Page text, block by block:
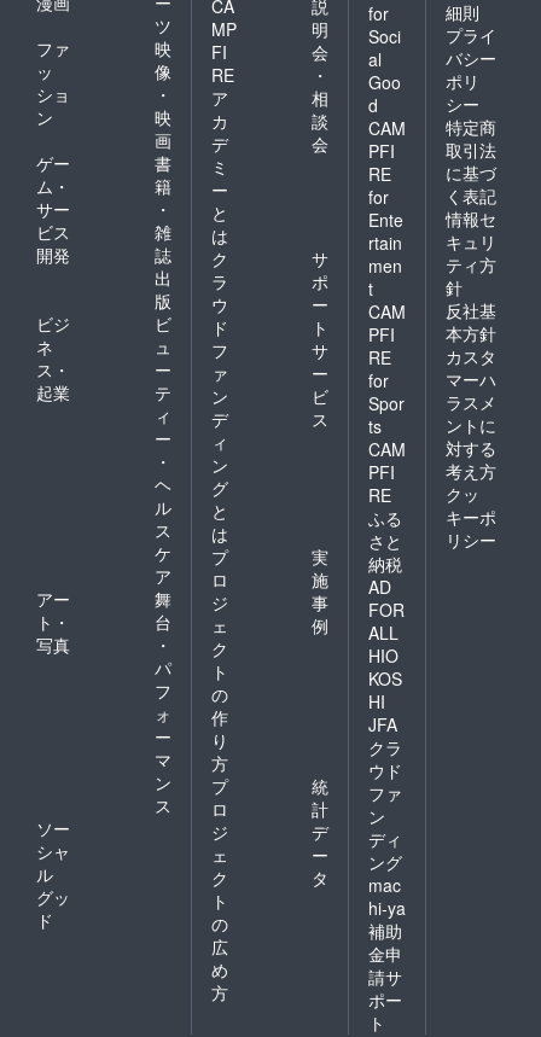
ツ
ファ
ッ
ショ
ン
映
像
・
映
画
ゲー
ム・
サー
ビス
開発
書
籍
・
雑
誌
出
版
ビジ
ネ
ス・
起業
ビ
ュ
ー
テ
ィ
ー
・
ヘ
ル
ス
ケ
ア
アー
ト・
写真
舞
台
・
パ
フ
ォ
ー
マ
ン
ス
ソー
シャ
ル
グッ
ド
CA
MP
FI
RE
ア
カ
デ
ミ
ー
と
は
説
明
会
・
相
談
会
ク
ラ
ウ
ド
フ
ァ
ン
デ
ィ
ン
グ
と
は
サ
ポ
ー
ト
サ
ー
ビ
ス
プ
ロ
ジ
ェ
ク
ト
の
作
り
方
実
施
事
例
プ
ロ
ジ
ェ
ク
ト
の
広
め
方
統
計
デ
ー
タ
for
Soci
al
Goo
d
CAM
PFI
RE
for
Ente
rtain
men
t
CAM
PFI
RE
for
Spor
ts
CAM
PFI
RE
ふる
さと
納税
AD
FOR
ALL
HIO
KOS
HI
JFA
クラ
ウド
ファ
ン
ディ
ング
mac
hi-ya
補助
金申
請サ
ポー
ト
細則
プライ
バシー
ポリ
シー
特定商
取引法
に基づ
く表記
情報セ
キュリ
ティ方
針
反社基
本方針
カスタ
マーハ
ラスメ
ントに
対する
考え方
クッ
キーポ
リシー